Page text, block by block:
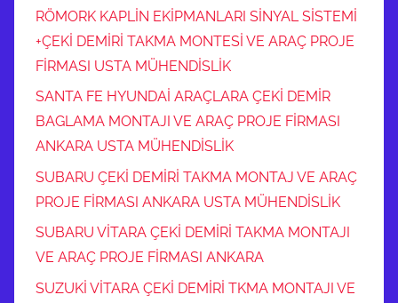
RÖMORK KAPLİN EKİPMANLARI SİNYAL SİSTEMİ
+ÇEKİ DEMİRİ TAKMA MONTESİ VE ARAÇ PROJE
FİRMASI USTA MÜHENDİSLİK
SANTA FE HYUNDAİ ARAÇLARA ÇEKİ DEMİR
BAGLAMA MONTAJI VE ARAÇ PROJE FİRMASI
ANKARA USTA MÜHENDİSLİK
SUBARU ÇEKİ DEMİRİ TAKMA MONTAJ VE ARAÇ
PROJE FİRMASI ANKARA USTA MÜHENDİSLİK
SUBARU VİTARA ÇEKİ DEMİRİ TAKMA MONTAJI
VE ARAÇ PROJE FİRMASI ANKARA
SUZUKİ VİTARA ÇEKİ DEMİRİ TKMA MONTAJI VE